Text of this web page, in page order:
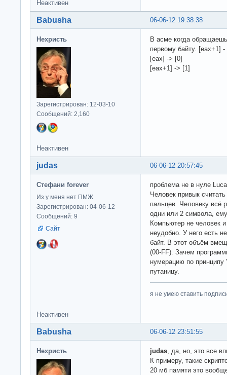
Неактивен
06-06-12 19:38:38
Babusha
Нехристь
Зарегистрирован: 12-03-10
Сообщений: 2,160
В асме когда
первому байту. [eax+1]
[eax] -> [0]
[eax+1] -> [1]
Неактивен
06-06-12 20:57:45
judas
Стефани forever
Из у меня нет ПМЖ
Зарегистрирован: 04-06-12
Сообщений: 9
Сайт
проблема не в нуле
Человек привык
пальцев. Человеку всё
одни или 2 символа,
Компьютер не человек
неудобно. У него есть
байт. В этот объём
(00-FF). Зачем
нумерацию по
путаницу.
я не умею ставить
Неактивен
06-06-12 23:51:55
Babusha
Нехристь judas, да, но, это все
К примеру, такие
20 мб памяти это